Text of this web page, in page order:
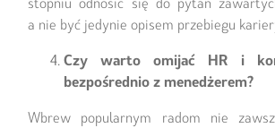
a nie być jedynie opisem przebiegu
Czy warto omijać HR i
bezpośrednio z menedżerem?
Wbrew popularnym radom nie